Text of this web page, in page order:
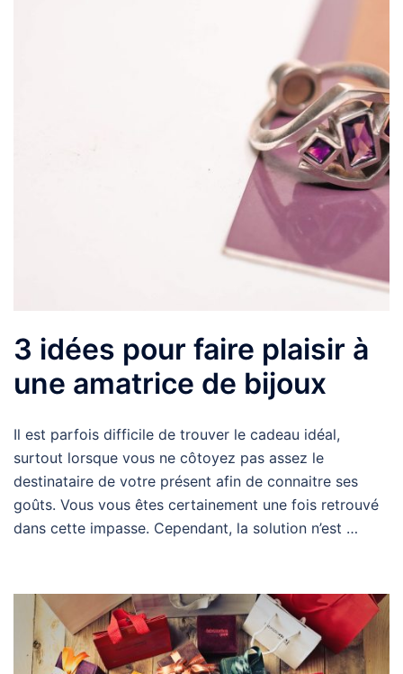
3 idées pour faire plaisir à
une amatrice de bijoux
Il est parfois difficile de trouver le cadeau idéal,
surtout lorsque vous ne côtoyez pas assez le
destinataire de votre présent afin de connaitre ses
goûts. Vous vous êtes certainement une fois retrouvé
dans cette impasse. Cependant, la solution n’est …